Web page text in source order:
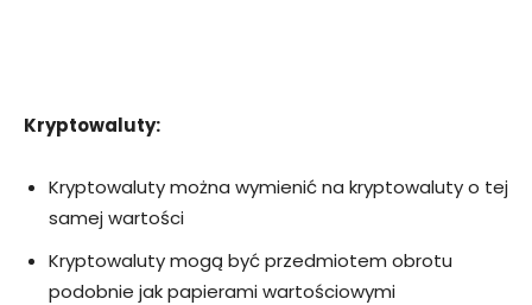
Kryptowaluty:
Kryptowaluty można wymienić na kryptowaluty o tej
samej wartości
Kryptowaluty mogą być przedmiotem obrotu
podobnie jak papierami wartościowymi